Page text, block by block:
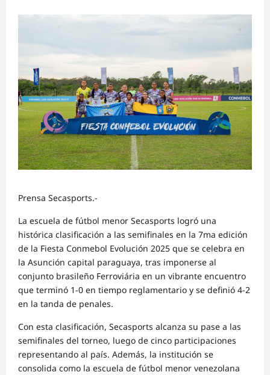
Prensa Secasports.-
La escuela de fútbol menor Secasports logró una
histórica clasificación a las semifinales en la 7ma edición
de la Fiesta Conmebol Evolución 2025 que se celebra en
la Asunción capital paraguaya, tras imponerse al
conjunto brasileño Ferroviária en un vibrante encuentro
que terminó 1-0 en tiempo reglamentario y se definió 4-2
en la tanda de penales.
Con esta clasificación, Secasports alcanza su pase a las
semifinales del torneo, luego de cinco participaciones
representando al país. Además, la institución se
consolida como la escuela de fútbol menor venezolana